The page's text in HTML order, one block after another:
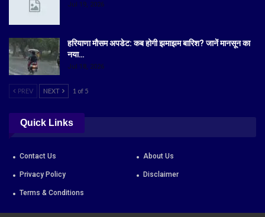
Jul 19, 2026
हरियाणा मौसम अपडेट: कब होगी झमाझम बारिश? जानें मानसून का
नया…
Jul 18, 2026
PREV NEXT 1 of 5
Quick Links
Contact Us About Us
Privacy Policy Disclaimer
Terms & Conditions